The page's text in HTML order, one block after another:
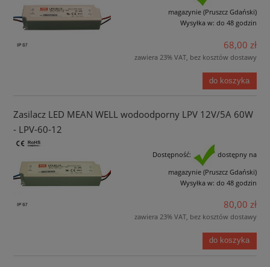
magazynie (Pruszcz Gdański)
Wysyłka w: do 48 godzin
68,00 zł
zawiera 23% VAT, bez kosztów dostawy
do koszyka
Zasilacz LED MEAN WELL wodoodporny LPV 12V/5A 60W
- LPV-60-12
Dostępność:
dostępny na
magazynie (Pruszcz Gdański)
Wysyłka w: do 48 godzin
80,00 zł
zawiera 23% VAT, bez kosztów dostawy
do koszyka